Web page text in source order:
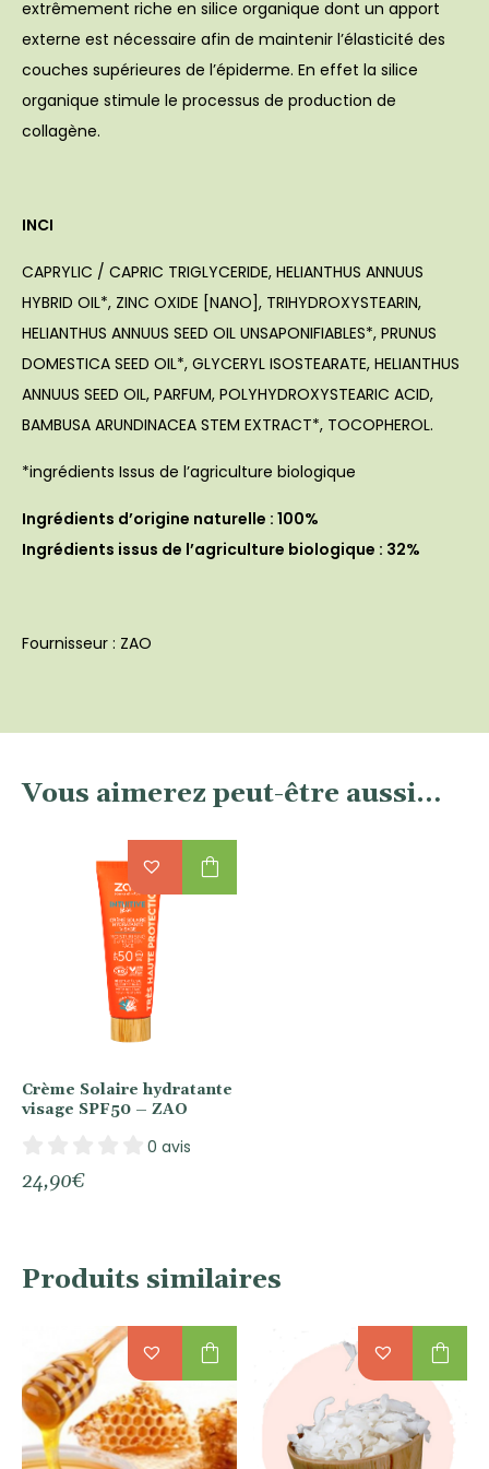
extrêmement riche en silice organique dont un apport
externe est nécessaire afin de maintenir l’élasticité des
couches supérieures de l’épiderme. En effet la silice
organique stimule le processus de production de
collagène.
INCI
CAPRYLIC / CAPRIC TRIGLYCERIDE, HELIANTHUS ANNUUS
HYBRID OIL*, ZINC OXIDE [NANO], TRIHYDROXYSTEARIN,
HELIANTHUS ANNUUS SEED OIL UNSAPONIFIABLES*, PRUNUS
DOMESTICA SEED OIL*, GLYCERYL ISOSTEARATE, HELIANTHUS
ANNUUS SEED OIL, PARFUM, POLYHYDROXYSTEARIC ACID,
BAMBUSA ARUNDINACEA STEM EXTRACT*, TOCOPHEROL.
*ingrédients Issus de l’agriculture biologique
Ingrédients d’origine naturelle : 100%
Ingrédients issus de l’agriculture biologique : 32%
Fournisseur : ZAO
Vous aimerez peut-être aussi…
Crème Solaire hydratante
visage SPF50 – ZAO
0 avis
24,90€
shopping_bag
Produits similaires
shopping_bag shopping_bag